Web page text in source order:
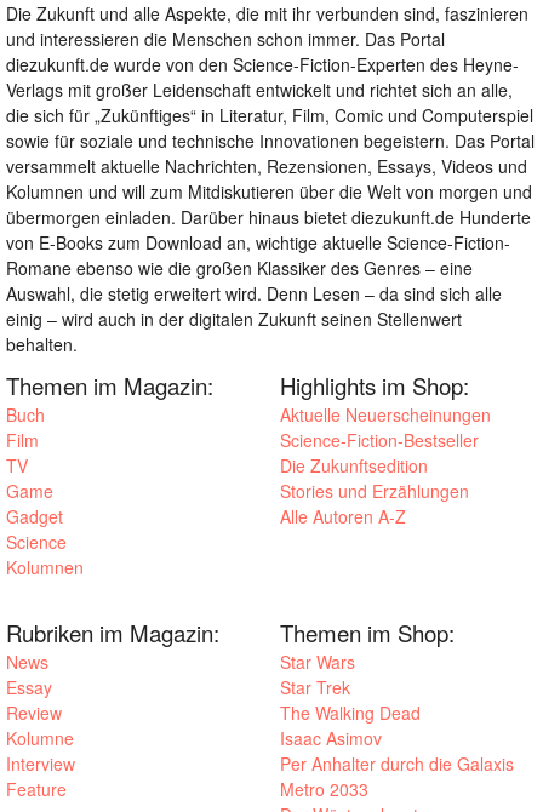
Die Zukunft und alle Aspekte, die mit ihr verbunden sind, faszinieren
und interessieren die Menschen schon immer. Das Portal
diezukunft.de wurde von den Science-Fiction-Experten des Heyne-
Verlags mit großer Leidenschaft entwickelt und richtet sich an alle,
die sich für „Zukünftiges“ in Literatur, Film, Comic und Computerspiel
sowie für soziale und technische Innovationen begeistern. Das Portal
versammelt aktuelle Nachrichten, Rezensionen, Essays, Videos und
Kolumnen und will zum Mitdiskutieren über die Welt von morgen und
übermorgen einladen. Darüber hinaus bietet diezukunft.de Hunderte
von E-Books zum Download an, wichtige aktuelle Science-Fiction-
Romane ebenso wie die großen Klassiker des Genres – eine
Auswahl, die stetig erweitert wird. Denn Lesen – da sind sich alle
einig – wird auch in der digitalen Zukunft seinen Stellenwert
behalten.
Themen im Magazin:
Buch
Film
TV
Game
Gadget
Science
Kolumnen
Highlights im Shop:
Aktuelle Neuerscheinungen
Science-Fiction-Bestseller
Die Zukunftsedition
Stories und Erzählungen
Alle Autoren A-Z
Rubriken im Magazin:
News
Essay
Review
Kolumne
Interview
Feature
Themen im Shop:
Star Wars
Star Trek
The Walking Dead
Isaac Asimov
Per Anhalter durch die Galaxis
Metro 2033